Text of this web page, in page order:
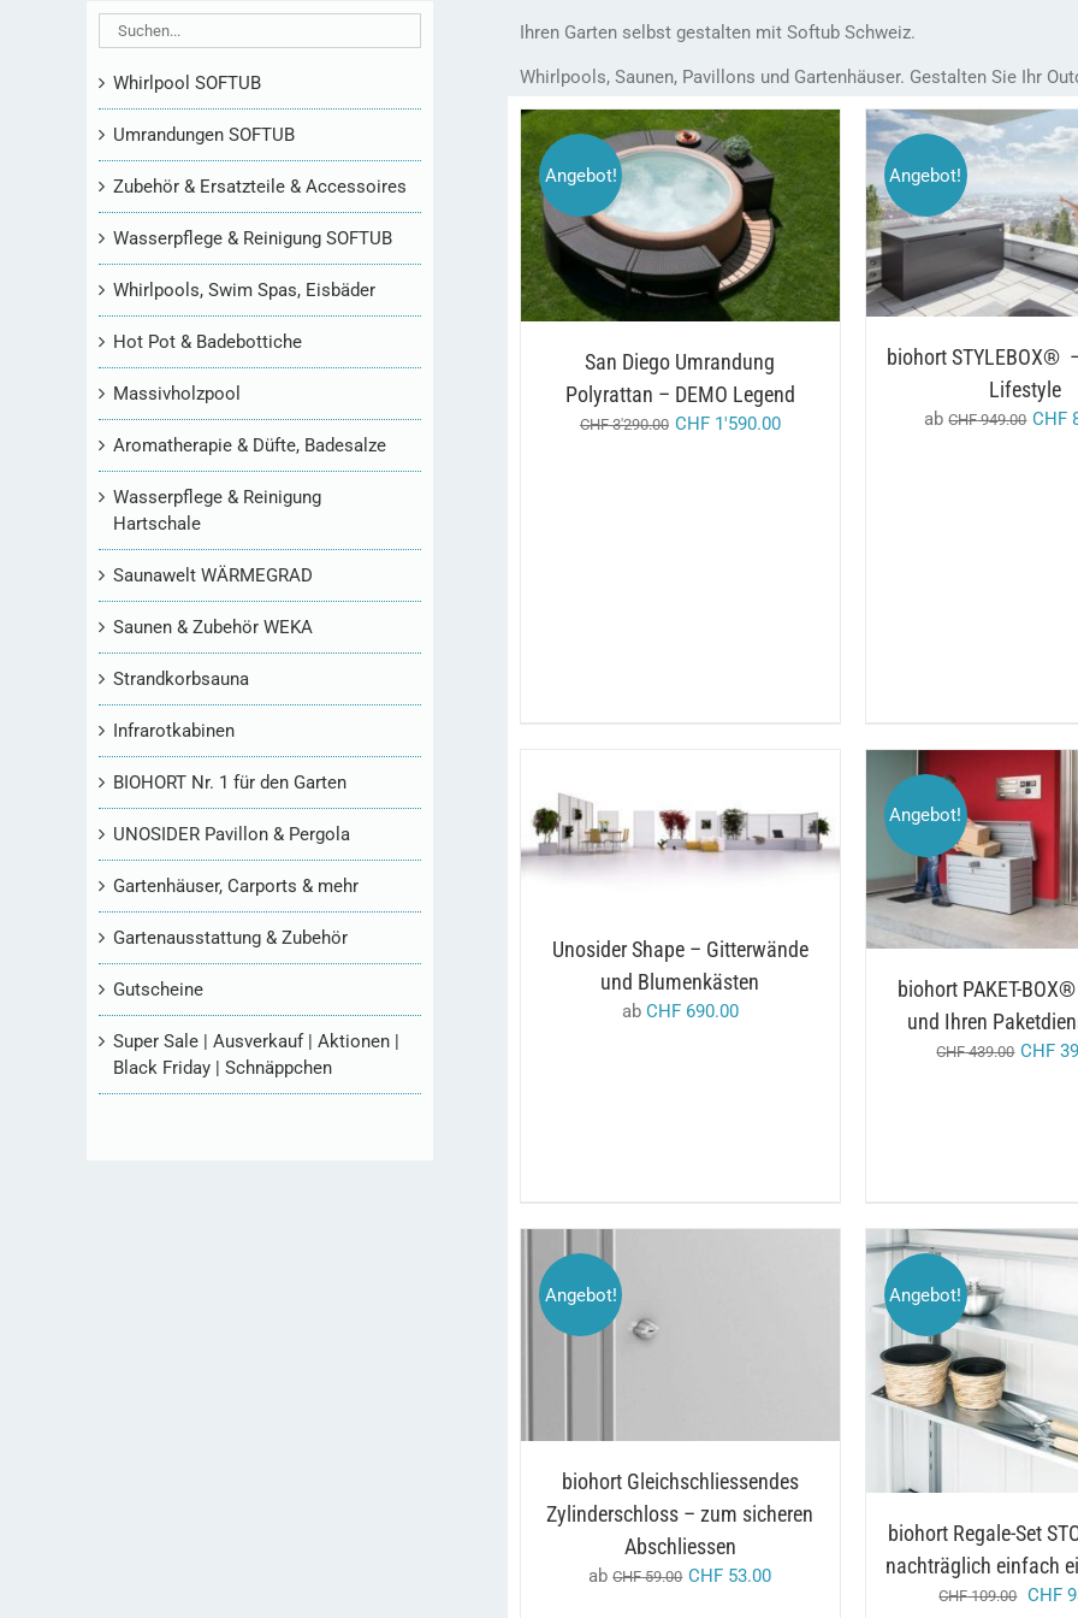
Ihren Garten selbst gestalten mit Softub Schweiz.
Whirlpools, Saunen, Pavillons und Gartenhäuser. Gestalten Sie Ihr
Angebot!
AUSFÜHRUNG WÄHLEN DIESES
PRODUKT
WEIST
MEHRERE
VARIANTEN
AUF.
OPTIONEN
KÖNNEN
AUF
DER
/
DETAILS
San Diego Umrandung
Polyrattan – DEMO Legend
CHF3'290.00 CHF1'590.00
Angebot!
AUSFÜHRUNG
DETAILS
biohort STYLEBOX®
Lifestyle
abCHF949.00 CHF
AUSFÜHRUNG WÄHLEN DIESES
PRODUKT
WEIST
DIE
KÖNNEN
DETAILS
Unosider Shape – Gitterwände
und Blumenkästen
ab CHF690.00
Angebot!
AUSFÜHRUNG
DETAILS
biohort PAKET-
und Ihren
CHF439.00 CHF
Angebot!
AUSFÜHRUNG WÄHLEN
OPTIONEN
AUF
PRODUKTSEITE
GEWÄHLT
biohort Gleichschliessendes
Zylinderschloss – zum sicheren
Abschliessen
abCHF59.00 CHF 53.00
Angebot!
IN DEN WARENKORB
biohort Regale-Set
nachträglich einfach
CHF109.00 CHF
Whirlpool SOFTUB
Umrandungen SOFTUB
Zubehör & Ersatzteile & Accessoires
Wasserpflege & Reinigung SOFTUB
Whirlpools, Swim Spas, Eisbäder
Hot Pot & Badebottiche
Massivholzpool
Aromatherapie & Düfte, Badesalze
Wasserpflege & Reinigung
Hartschale
Saunawelt WÄRMEGRAD
Saunen & Zubehör WEKA
Strandkorbsauna
Infrarotkabinen
BIOHORT Nr. 1 für den Garten
UNOSIDER Pavillon & Pergola
Gartenhäuser, Carports & mehr
Gartenausstattung & Zubehör
Gutscheine
Super Sale | Ausverkauf | Aktionen |
Black Friday | Schnäppchen